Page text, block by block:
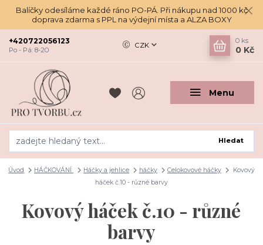
Balíčky odesíláme každé ráno PO-PÁ. Při nákupu nad 1000 kč
doprava zdarma s PPL na výdejní místa a ALZA BOXY
Menu
CZK
Hledat
+420722056123
Po - Pá: 8-20
0 ks
0 Kč
Úvod HÁČKOVÁNÍ Háčky a jehlice háčky Celokovové háčky
Kovový
háček č.10 - různé barvy
Kovový háček č.10 - různé
barvy